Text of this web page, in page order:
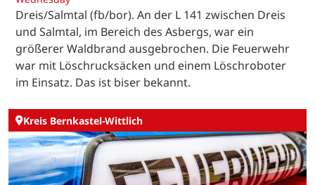
Dreis/Salmtal (fb/bor). An der L 141 zwischen Dreis
und Salmtal, im Bereich des Asbergs, war ein
größerer Waldbrand ausgebrochen. Die Feuerwehr
war mit Löschrucksäcken und einem Löschroboter
im Einsatz. Das ist biser bekannt.
Kreis Bernkastel-Wittlich